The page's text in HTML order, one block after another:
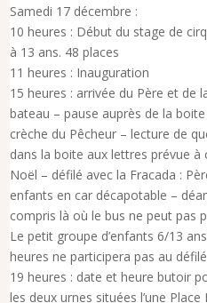
Samedi 17 décembre :
10 heures : Début du stage de
à 13 ans. 48 places
11 heures : Inauguration
15 heures : arrivée du Père et de
bateau – pause auprès de la
crèche du Pêcheur – lecture de
dans la boite aux lettres prévue
Noël – défilé avec la Fracada :
enfants en car décapotable –
compris là où le bus ne peut pas
Le petit groupe d’enfants 6/13
heures ne participera pas au
19 heures : date et heure butoir
les deux urnes situées l’une